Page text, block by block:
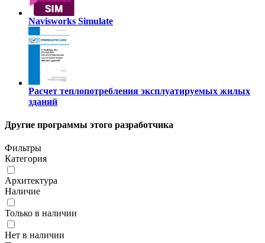
Navisworks Simulate
Расчет теплопотребления эксплуатируемых жилых
зданий
Другие программы этого разработчика
Фильтры
Категория
Архитектура
Наличие
Только в наличии
Нет в наличии